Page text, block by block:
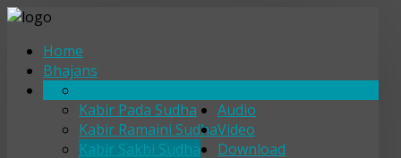
Home
Bhajans
Kabir Pada Sudha
Kabir Ramaini Sudha
Kabir Sakhi Sudha
Audio
Video
Download